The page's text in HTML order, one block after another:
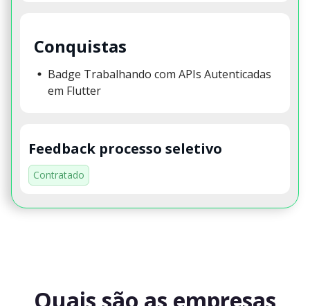
Conquistas
Badge Trabalhando com APIs Autenticadas
em Flutter
Feedback processo seletivo
Contratado